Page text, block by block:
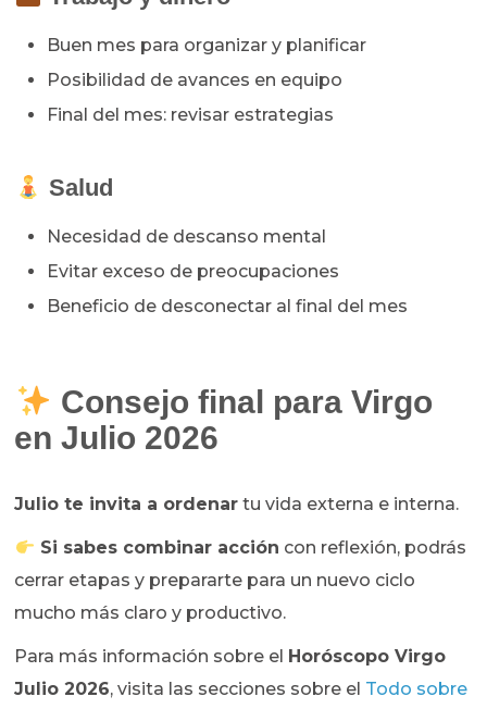
Buen mes para organizar y planificar
Posibilidad de avances en equipo
Final del mes: revisar estrategias
Salud
Necesidad de descanso mental
Evitar exceso de preocupaciones
Beneficio de desconectar al final del mes
Consejo final para Virgo
en Julio 2026
Julio te invita a ordenar tu vida externa e interna.
Si sabes combinar acción con reflexión, podrás
cerrar etapas y prepararte para un nuevo ciclo
mucho más claro y productivo.
Para más información sobre el Horóscopo Virgo
Julio 2026, visita las secciones sobre el Todo sobre